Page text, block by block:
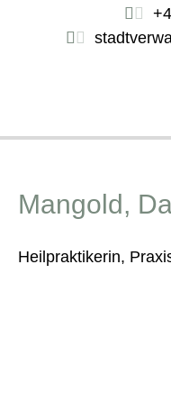
Mangold,
Heilpraktikerin,